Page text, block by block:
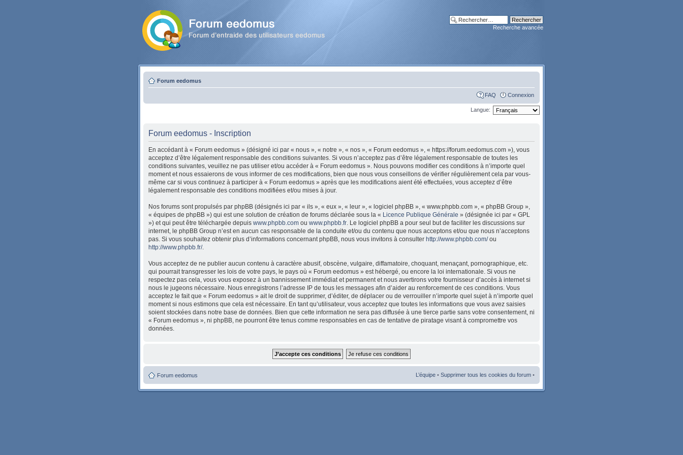
Recherche avancée
Forum eedomus
FAQ Connexion
Langue:
Forum eedomus - Inscription
En accédant à « Forum eedomus » (désigné ici par « nous », « notre », « nos », « Forum eedomus », « https://forum.eedomus.com »), vous
acceptez d’être légalement responsable des conditions suivantes. Si vous n’acceptez pas d’être légalement responsable de toutes les
conditions suivantes, veuillez ne pas utiliser et/ou accéder à « Forum eedomus ». Nous pouvons modifier ces conditions à n’importe quel
moment et nous essaierons de vous informer de ces modifications, bien que nous vous conseillons de vérifier régulièrement cela par vous-
même car si vous continuez à participer à « Forum eedomus » après que les modifications aient été effectuées, vous acceptez d’être
légalement responsable des conditions modifiées et/ou mises à jour.
Nos forums sont propulsés par phpBB (désignés ici par « ils », « eux », « leur », « logiciel phpBB », « www.phpbb.com », « phpBB Group »,
« équipes de phpBB ») qui est une solution de création de forums déclarée sous la « Licence Publique Générale » (désignée ici par « GPL
») et qui peut être téléchargée depuis www.phpbb.com ou www.phpbb.fr . Le logiciel phpBB a pour seul but de faciliter les discussions sur
internet, le phpBB Group n’est en aucun cas responsable de la conduite et/ou du contenu que nous acceptons et/ou que nous n’acceptons
pas. Si vous souhaitez obtenir plus d’informations concernant phpBB, nous vous invitons à consulter http://www.phpbb.com/ou
http://www.phpbb.fr/.
Vous acceptez de ne publier aucun contenu à caractère abusif, obscène, vulgaire, diffamatoire, choquant, menaçant, pornographique, etc.
qui pourrait transgresser les lois de votre pays, le pays où « Forum eedomus » est hébergé, ou encore la loi internationale. Si vous ne
respectez pas cela, vous vous exposez à un bannissement immédiat et permanent et nous avertirons votre fournisseur d’accès à internet si
nous le jugeons nécessaire. Nous enregistrons l’adresse IP de tous les messages afin d’aider au renforcement de ces conditions. Vous
acceptez le fait que « Forum eedomus » ait le droit de supprimer, d’éditer, de déplacer ou de verrouiller n’importe quel sujet à n’importe quel
moment si nous estimons que cela est nécessaire. En tant qu’utilisateur, vous acceptez que toutes les informations que vous avez saisies
soient stockées dans notre base de données. Bien que cette information ne sera pas diffusée à une tierce partie sans votre consentement, ni
« Forum eedomus », ni phpBB, ne pourront être tenus comme responsables en cas de tentative de piratage visant à compromettre vos
données.
Forum eedomus L’équipe • Supprimer tous les cookies du forum •